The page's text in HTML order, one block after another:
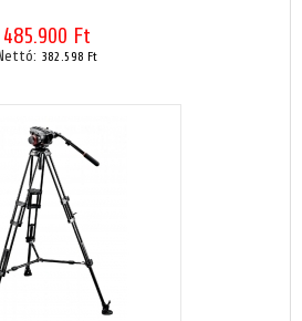
485.900 Ft
Nettó: 382.598 Ft